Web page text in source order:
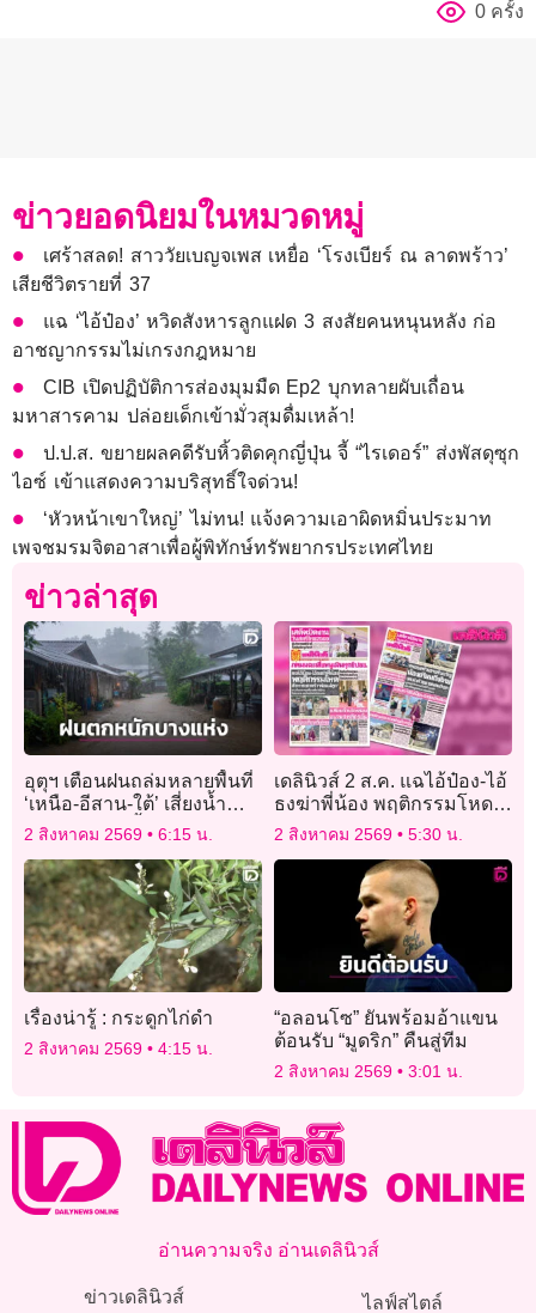
0 ครั้ง
ข่าวยอดนิยมในหมวดหมู่
เศร้าสลด! สาววัยเบญจเพส เหยื่อ ‘โรงเบียร์ ณ ลาดพร้าว’
เสียชีวิตรายที่ 37
แฉ ‘ไอ้ป๋อง’ หวิดสังหารลูกแฝด 3 สงสัยคนหนุนหลัง ก่อ
อาชญากรรมไม่เกรงกฎหมาย
CIB เปิดปฏิบัติการส่องมุมมืด Ep2 บุกทลายผับเถื่อน
มหาสารคาม ปล่อยเด็กเข้ามั่วสุมดื่มเหล้า!
ป.ป.ส. ขยายผลคดีรับหิ้วติดคุกญี่ปุ่น จี้ “ไรเดอร์” ส่งพัสดุซุก
ไอซ์ เข้าแสดงความบริสุทธิ์ใจด่วน!
‘หัวหน้าเขาใหญ่’ ไม่ทน! แจ้งความเอาผิดหมิ่นประมาท
เพจชมรมจิตอาสาเพื่อผู้พิทักษ์ทรัพยากรประเทศไทย
ข่าวล่าสุด
อุตุฯ เตือนฝนถล่มหลายพื้นที่
‘เหนือ-อีสาน-ใต้’ เสี่ยงน้ำ
ท่วมฉับพลัน น้ำป่าไหลหลาก
2 สิงหาคม 2569 6:15 น.
เดลินิวส์ 2 ส.ค. แฉไอ้ป๋อง-ไอ้
ธงฆ่าพี่น้อง พฤติกรรมโหด
สังหารยกครัวพ่อแม่ลูก
2 สิงหาคม 2569 5:30 น.
เรื่องน่ารู้ : กระดูกไก่ดำ
2 สิงหาคม 2569 4:15 น.
“อลอนโซ” ยันพร้อมอ้าแขน
ต้อนรับ “มูดริก” คืนสู่ทีม
2 สิงหาคม 2569 3:01 น.
อ่านความจริง อ่านเดลินิวส์
ข่าวเดลินิวส์ ไลฟ์สไตล์